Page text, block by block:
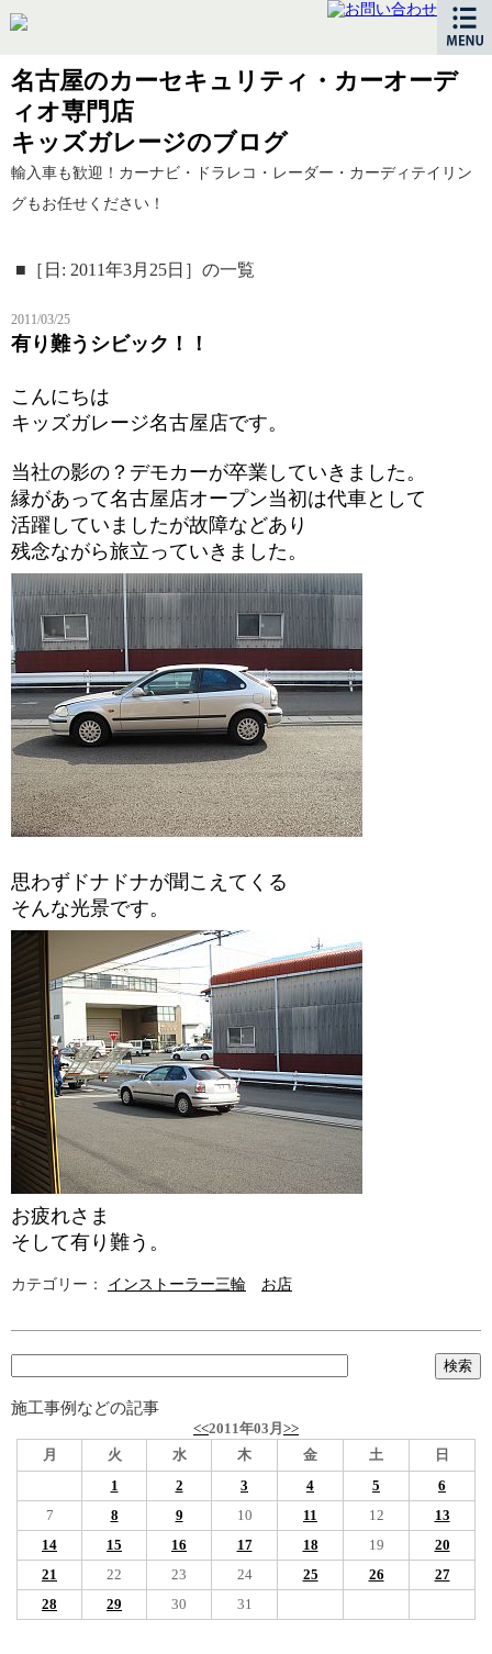
名古屋のカーセキュリティ・カーオーデ
ィオ専門店
キッズガレージのブログ
輸入車も歓迎！カーナビ・ドラレコ・レーダー・カーディテイリン
グもお任せください！
■［日: 2011年3月25日］の一覧
2011/03/25
有り難うシビック！！
こんにちは
キッズガレージ名古屋店です。
当社の影の？デモカーが卒業していきました。
縁があって名古屋店オープン当初は代車として
活躍していましたが故障などあり
残念ながら旅立っていきました。
思わずドナドナが聞こえてくる
そんな光景です。
お疲れさま
そして有り難う。
カテゴリー： インストーラー三輪 お店
施工事例などの記事
<<2011年03月 >>
月
火 水 木 金 土
日
1
2 3 4 5
6
7
8 9 10 11 12
13
14
15 16 17 18 19
20
21
22 23 24 25 26
27
28
29 30 31